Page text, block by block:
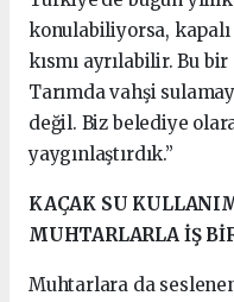
konulabiliyorsa,
kısmı ayrılabilir. Bu
Tarımda vahşi
değil. Biz belediye
yaygınlaştırdık.”
KAÇAK SU
MUHTARLARLA İŞ
Muhtarlara da